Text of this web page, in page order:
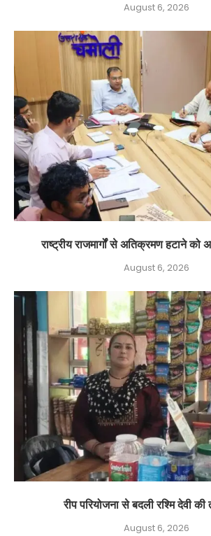
August 6, 2026
राष्ट्रीय राजमार्गों से अतिक्रमण हटाने को
August 6, 2026
रीप परियोजना से बदली रश्मि देवी
August 6, 2026